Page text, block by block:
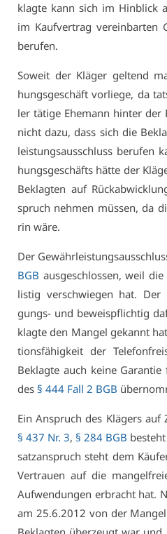
klag­te kann sich im Hin­blick
im Kauf­ver­trag ver­ein­bar­ten
be­ru­fen.
So­weit der Klä­ger gel­tend
hungs­ge­schäft vor­lie­ge, da
ler tä­ti­ge Ehe­mann hin­ter der
nicht da­zu, dass sich die
leis­tungs­aus­schluss be­ru­fen
hungs­ge­schäfts hät­te der
Be­klag­ten auf
spruch neh­men müs­sen, da
rin wä­re.
Der
BGB aus­ge­schlos­sen, weil
lis­tig ver­schwie­gen hat.
gungs- und be­weis­pflich­tig
klag­te den Man­gel ge­kannt
ti­ons­fä­hig­keit der
Be­klag­te auch kei­ne
des § 444 Fall 2 BGB
Ein An­spruch des Klä­gers
§ 437 Nr. 3, § 284 BGB
satz­an­spruch steht dem
Ver­trau­en auf die
Auf­wen­dun­gen er­bracht hat.
am 25.6.2012 von der